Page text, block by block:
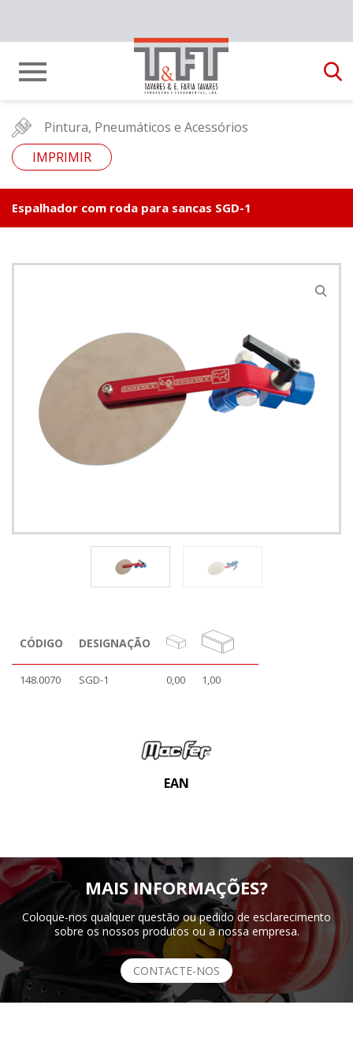
Pintura, Pneumáticos e Acessórios
IMPRIMIR
Espalhador com roda para sancas SGD-1
CÓDIGO DESIGNAÇÃO
148.0070 SGD-1 0,00 1,00
EAN
MAIS INFORMAÇÕES?
Coloque-nos qualquer questão ou pedido de esclarecimento
sobre os nossos produtos ou a nossa empresa.
CONTACTE-NOS